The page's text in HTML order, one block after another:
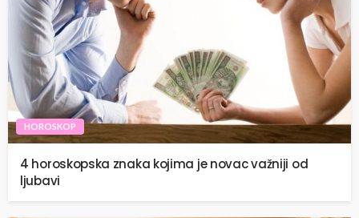
HOROSKOP
4 horoskopska znaka kojima je novac važniji od
ljubavi